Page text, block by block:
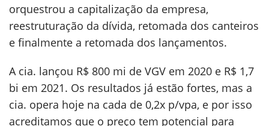
orquestrou a capitalização da empresa,
reestruturação da dívida, retomada dos canteiros
e finalmente a retomada dos lançamentos.
A cia. lançou R$ 800 mi de VGV em 2020 e R$ 1,7
bi em 2021. Os resultados já estão fortes, mas a
cia. opera hoje na cada de 0,2x p/vpa, e por isso
acreditamos que o preço tem potencial para